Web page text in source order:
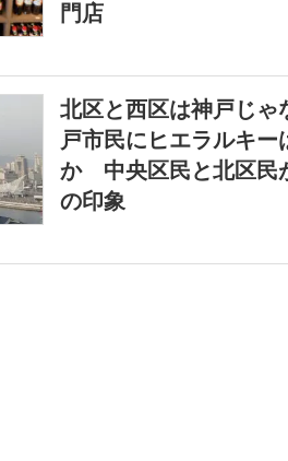
門店
北区と西区は神戸じ
戸市民にヒエラルキー
か 中央区民と北区民
の印象